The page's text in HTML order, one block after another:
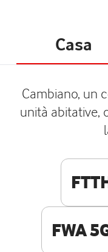
Casa
Cambiano, un
unità abitative,
FWA